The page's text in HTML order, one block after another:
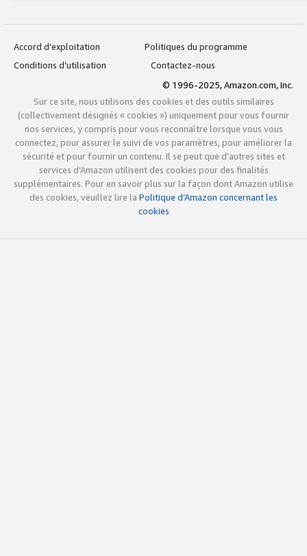
Accord d’exploitation
Politiques du programme
Conditions d’utilisation
Contactez-nous
© 1996-2025, Amazon.com, Inc.
Sur ce site, nous utilisons des cookies et des outils similaires
(collectivement désignés « cookies ») uniquement pour vous fournir
nos services, y compris pour vous reconnaître lorsque vous vous
connectez, pour assurer le suivi de vos paramètres, pour améliorer la
sécurité et pour fournir un contenu. Il se peut que d’autres sites et
services d’Amazon utilisent des cookies pour des finalités
supplémentaires. Pour en savoir plus sur la façon dont Amazon utilise
des cookies, veuillez lire la Politique d’Amazon concernant les
cookies